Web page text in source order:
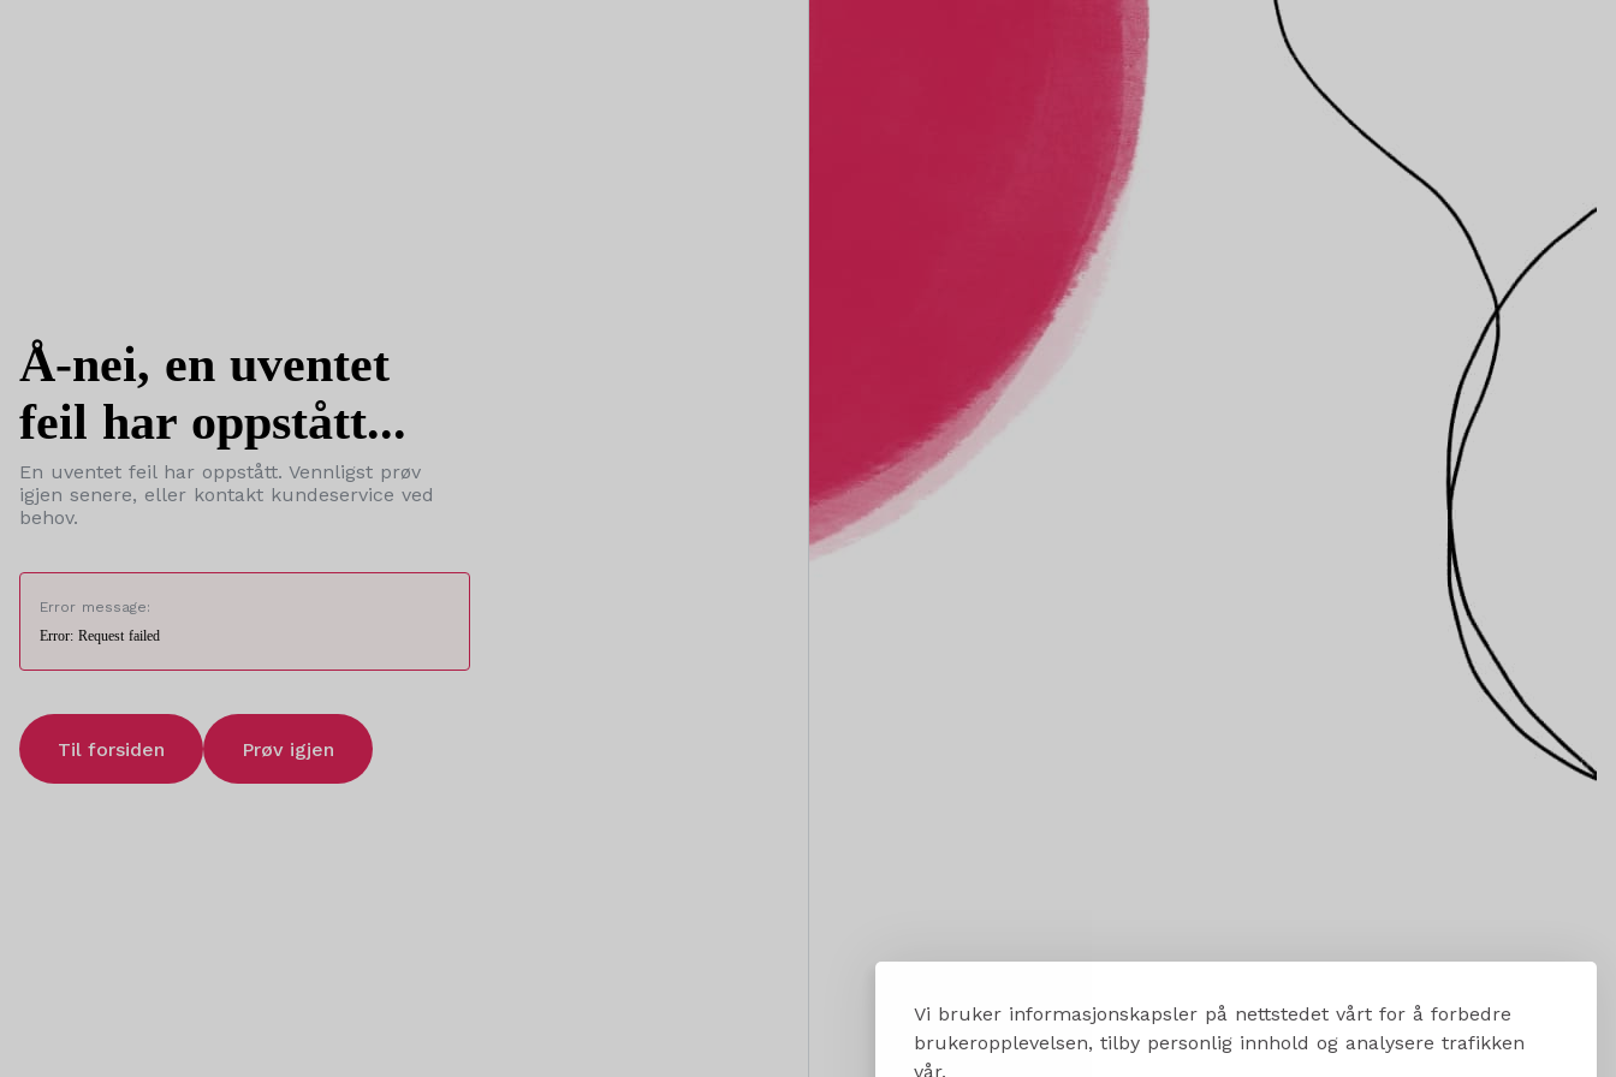
Vi bruker informasjonskapsler på nettstedet vårt for å forbedre
brukeropplevelsen, tilby personlig innhold og analysere trafikken
vår.
Å-nei, en uventet
feil har oppstått...
En uventet feil har oppstått. Vennligst prøv
igjen senere, eller kontakt kundeservice ved
behov.
Error message:
Error: Request failed
Til forsiden Prøv igjen